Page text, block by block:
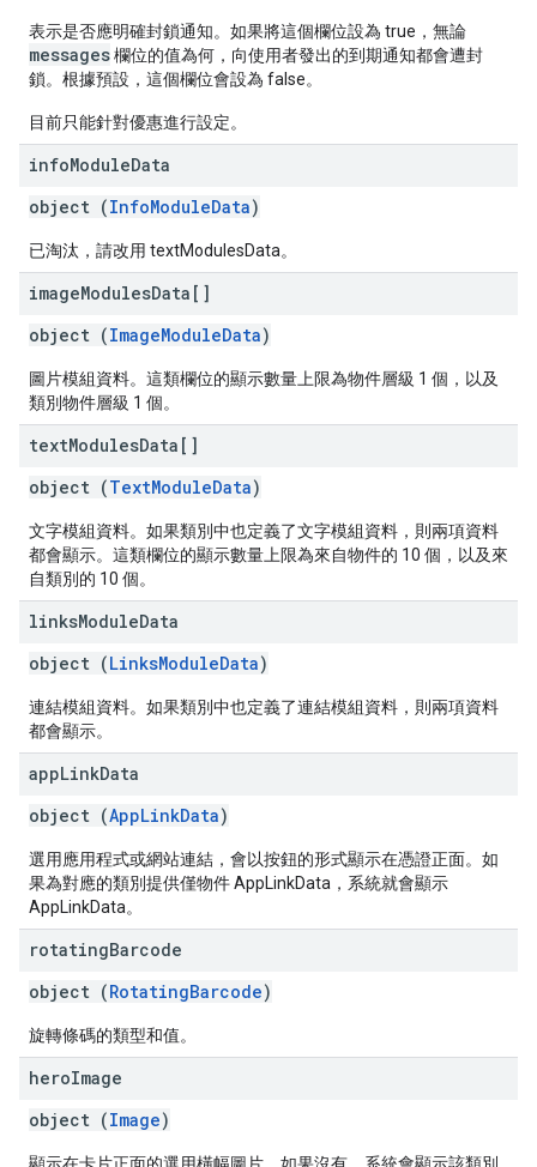
表示是否應明確封鎖通知。如果將這個欄位設為 true，無論
messages欄位的值為何，向使用者發出的到期通知都會遭封
鎖。根據預設，這個欄位會設為 false。
目前只能針對優惠進行設定。
infoModuleData
object (InfoModuleData)
已淘汰，請改用 textModulesData。
imageModulesData[]
object (ImageModuleData)
圖片模組資料。這類欄位的顯示數量上限為物件層級 1 個，以及
類別物件層級 1 個。
textModulesData[]
object (TextModuleData)
文字模組資料。如果類別中也定義了文字模組資料，則兩項資料
都會顯示。這類欄位的顯示數量上限為來自物件的 10 個，以及來
自類別的 10 個。
linksModuleData
object (LinksModuleData)
連結模組資料。如果類別中也定義了連結模組資料，則兩項資料
都會顯示。
appLinkData
object (AppLinkData)
選用應用程式或網站連結，會以按鈕的形式顯示在憑證正面。如
果為對應的類別提供僅物件 AppLinkData，系統就會顯示
AppLinkData。
rotatingBarcode
object (RotatingBarcode)
旋轉條碼的類型和值。
heroImage
object (Image)